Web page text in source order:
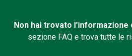
Non hai trovato l’informazione
sezione FAQ e trova tutte le